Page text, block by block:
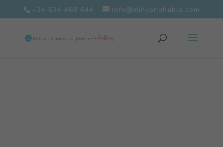
+34 634 469 644 info@mihijonohabla.com